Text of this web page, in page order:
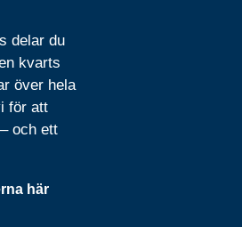
delar du
kvarts
över hela
för att
och ett
här